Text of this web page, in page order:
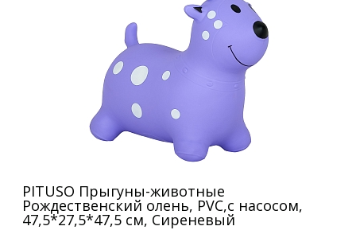
PITUSO Прыгуны-животные
Рождественский олень, PVC,с насосом,
47,5*27,5*47,5 см, Сиреневый